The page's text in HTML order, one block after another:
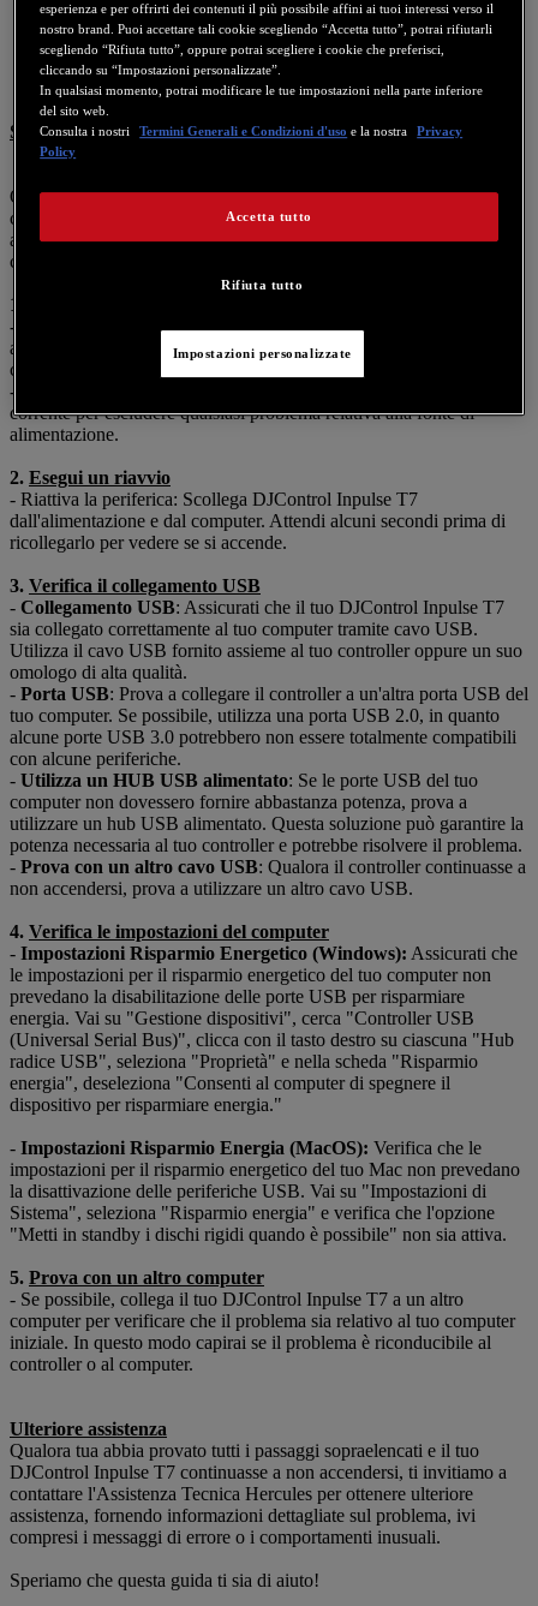
Sistemi operativi: Windows e MacOS
Qualora il tuo DJControl Inpulse T7 non venga riconosciuto dal tuo
computer o non si accendesse, esegui la seguente procedura, che ti
aiuterà a verificare che la tua periferica sia impostata correttamente e
che funzioni come previsto.
1.
-
Esamina il cavo di alimentazione: Assicurati che il cavo di
alimentazione sia saldamente collegato sia a DJControl Inpulse T7
che alla presa di corrente.
-
corrente per escludere qualsiasi problema relativa alla fonte di
alimentazione.
2. Esegui un riavvio
- Riattiva la periferica: Scollega DJControl Inpulse T7
dall'alimentazione e dal computer. Attendi alcuni secondi prima di
ricollegarlo per vedere se si accende.
3. Verifica il collegamento USB
- Collegamento USB: Assicurati che il tuo DJControl Inpulse T7
sia collegato correttamente al tuo computer tramite cavo USB.
Utilizza il cavo USB fornito assieme al tuo controller oppure un suo
omologo di alta qualità.
- Porta USB: Prova a collegare il controller a un'altra porta USB del
tuo computer. Se possibile, utilizza una porta USB 2.0, in quanto
alcune porte USB 3.0 potrebbero non essere totalmente compatibili
con alcune periferiche.
- Utilizza un HUB USB alimentato: Se le porte USB del tuo
computer non dovessero fornire abbastanza potenza, prova a
utilizzare un hub USB alimentato. Questa soluzione può garantire la
potenza necessaria al tuo controller e potrebbe risolvere il problema.
- Prova con un altro cavo USB: Qualora il controller continuasse a
non accendersi, prova a utilizzare un altro cavo USB.
4. Verifica le impostazioni del computer
- Impostazioni Risparmio Energetico (Windows): Assicurati che
le impostazioni per il risparmio energetico del tuo computer non
prevedano la disabilitazione delle porte USB per risparmiare
energia. Vai su "Gestione dispositivi", cerca "Controller USB
(Universal Serial Bus)", clicca con il tasto destro su ciascuna "Hub
radice USB", seleziona "Proprietà" e nella scheda "Risparmio
energia", deseleziona "Consenti al computer di spegnere il
dispositivo per risparmiare energia."
- Impostazioni Risparmio Energia (MacOS): Verifica che le
impostazioni per il risparmio energetico del tuo Mac non prevedano
la disattivazione delle periferiche USB. Vai su "Impostazioni di
Sistema", seleziona "Risparmio energia" e verifica che l'opzione
"Metti in standby i dischi rigidi quando è possibile" non sia attiva.
5. Prova con un altro computer
- Se possibile, collega il tuo DJControl Inpulse T7 a un altro
computer per verificare che il problema sia relativo al tuo computer
iniziale. In questo modo capirai se il problema è riconducibile al
controller o al computer.
Ulteriore assistenza
Qualora tua abbia provato tutti i passaggi sopraelencati e il tuo
DJControl Inpulse T7 continuasse a non accendersi, ti invitiamo a
contattare l'Assistenza Tecnica Hercules per ottenere ulteriore
assistenza, fornendo informazioni dettagliate sul problema, ivi
compresi i messaggi di errore o i comportamenti inusuali.
Speriamo che questa guida ti sia di aiuto!
esperienza e per offrirti dei contenuti il più possibile affini ai tuoi interessi verso il
nostro brand. Puoi accettare tali cookie scegliendo “Accetta tutto”, potrai rifiutarli
scegliendo “Rifiuta tutto”, oppure potrai scegliere i cookie che preferisci,
cliccando su “Impostazioni personalizzate”.
In qualsiasi momento, potrai modificare le tue impostazioni nella parte inferiore
del sito web.
Consulta i nostri
Termini Generali e Condizioni d'uso e la nostra
Privacy
Policy
Rifiuta tutto
Accetta tutto
Impostazioni personalizzate